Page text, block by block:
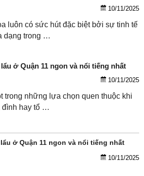
10/11/2025
luôn có sức hút đặc biệt bởi sự tinh tế
dạng trong …
ở Quận 11 ngon và nổi tiếng nhất
10/11/2025
trong những lựa chọn quen thuộc khi
đình hay tổ …
ở Quận 11 ngon và nổi tiếng nhất
10/11/2025